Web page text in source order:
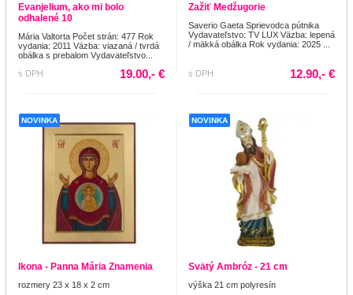
Evanjelium, ako mi bolo
odhalené 10
Mária Valtorta Počet strán: 477 Rok
vydania: 2011 Väzba: viazaná / tvrdá
obálka s prebalom Vydavateľstvo...
s DPH
19.00,- €
Zažiť Medžugorie
Saverio Gaeta Sprievodca pútnika
Vydavateľstvo: TV LUX Väzba: lepená
/ mäkká obálka Rok vydania: 2025 ...
s DPH 12.90,- €
NOVINKA
Ikona - Panna Mária Znamenia
rozmery 23 x 18 x 2 cm
NOVINKA
Svätý Ambróz - 21 cm
výška 21 cm polyresín